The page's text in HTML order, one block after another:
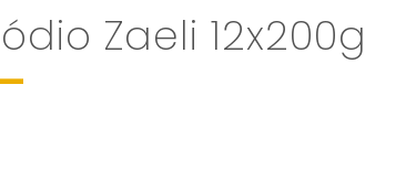
Zaeli 12x200g